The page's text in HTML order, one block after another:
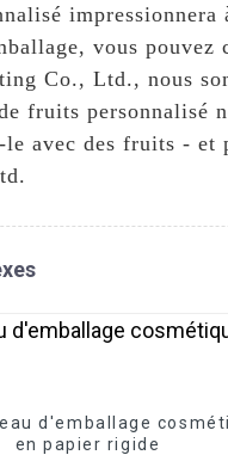
vous pouvez
Co., Ltd., nous
fruits personnalisé
avec des fruits - et
d'emballage
en papier rigide